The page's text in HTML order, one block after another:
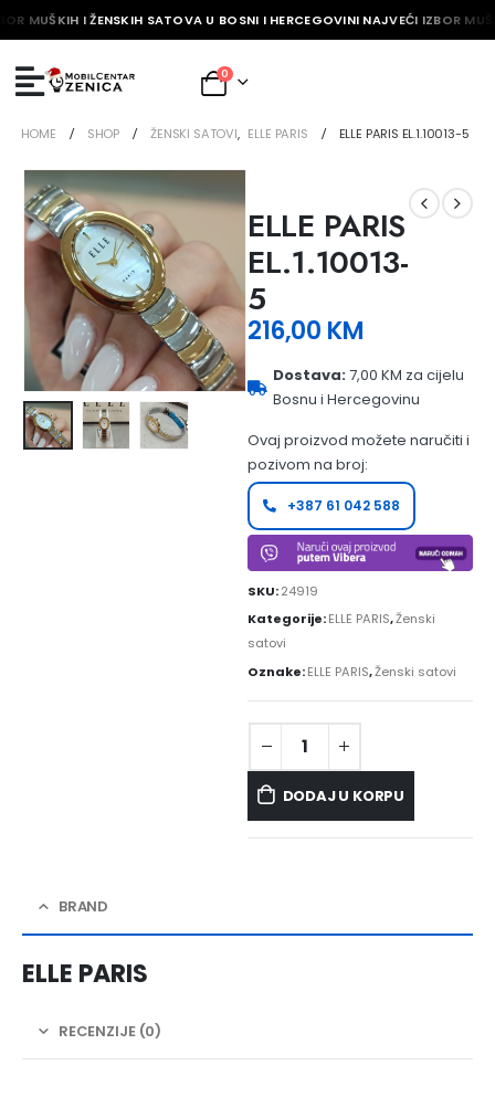
MUŠKIH I ŽENSKIH SATOVA U BOSNI I HERCEGOVINI NAJVEĆI IZBOR
0
HOME SHOP ŽENSKI SATOVI, ELLE PARIS ELLE PARIS EL.1.10013-5
ELLE PARIS
EL.1.10013-
5
216,00 KM
Dostava:7,00 KM za cijelu
Bosnu i Hercegovinu
Ovaj proizvod možete naručiti i
pozivom na broj:
+387 61 042 588
SKU:24919
Kategorije:ELLE PARIS,Ženski
satovi
Oznake:ELLE PARIS,Ženski satovi
DODAJ U KORPU
BRAND
ELLE PARIS
RECENZIJE (0)